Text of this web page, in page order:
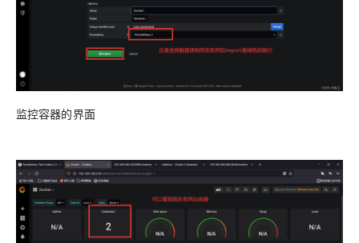
监控容器的界面